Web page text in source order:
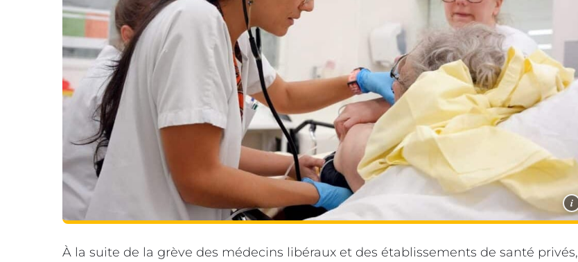
i
À la suite de la grève des médecins libéraux et des établissements de santé privés,